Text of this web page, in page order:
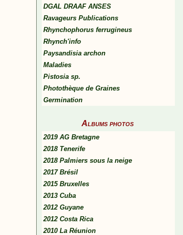
DGAL DRAAF ANSES
Ravageurs Publications
Rhynchophorus ferrugineus
Rhynch'info
Paysandisia archon
Maladies
Pistosia sp.
Photothèque de Graines
Germination
Albums photos
2019 AG Bretagne
2018 Tenerife
2018 Palmiers sous la neige
2017 Brésil
2015 Bruxelles
2013 Cuba
2012 Guyane
2012 Costa Rica
2010 La Réunion